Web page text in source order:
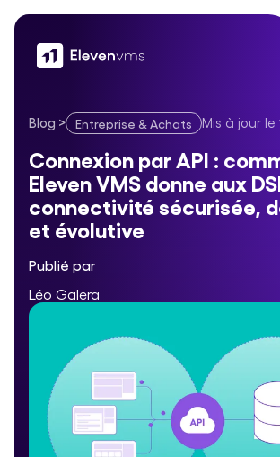
Blog > Entreprise & Achats
Connexion par API : comment Eleven
Mis à jour le
Connexion par API :
Eleven VMS donne aux
connectivité sécurisée,
et évolutive
Publié par
Léo Galera